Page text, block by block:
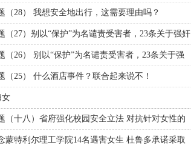
（28） 我想安全地出行，这需要理由吗？
（27）别以“保护”为名谴责受害者，23条关于强奸
（26） 别以“保护”为名谴责受害者，23条关于强
（25） 什么酒店事件？联合起来说不！
女
（十八）省府强化校园安全立法 对抗针对女性的
蒙特利尔理工学院14名遇害女生 杜鲁多承诺采取